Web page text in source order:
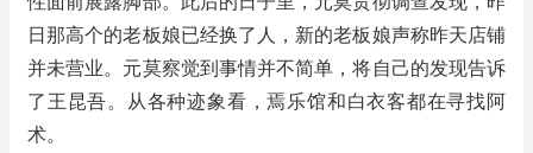
日那高个的老板娘已经换了人，新的老板娘声称昨天店铺
并未营业。元莫察觉到事情并不简单，将自己的发现告诉
了王昆吾。从各种迹象看，焉乐馆和白衣客都在寻找阿
术。